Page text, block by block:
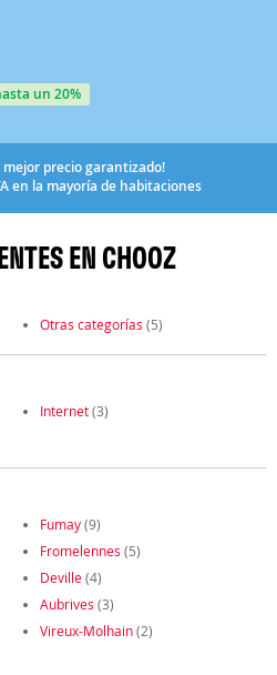
un 20%
mejor precio garantizado!
en la mayoría de habitaciones
EN CHOOZ
Otras categorías (5)
Internet(3)
Fumay(9)
Fromelennes (5)
Deville(4)
Aubrives (3)
Vireux-Molhain(2)